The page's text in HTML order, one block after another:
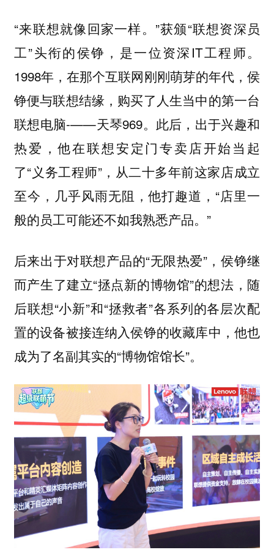
“来联想就像回家一样。”获颁“联想资深员
工”头衔的侯铮，是一位资深IT工程师。
1998年，在那个互联网刚刚萌芽的年代，侯
铮便与联想结缘，购买了人生当中的第一台
联想电脑-——天琴969。此后，出于兴趣和
热爱，他在联想安定门专卖店开始当起
了“义务工程师”，从二十多年前这家店成立
至今，几乎风雨无阻，他打趣道，“店里一
般的员工可能还不如我熟悉产品。”
后来出于对联想产品的“无限热爱”，侯铮继
而产生了建立“拯点新的博物馆”的想法，随
后联想“小新”和“拯救者”各系列的各层次配
置的设备被接连纳入侯铮的收藏库中，他也
成为了名副其实的“博物馆馆长”。